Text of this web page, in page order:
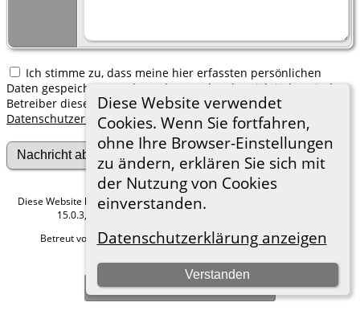
Diese Website verwendet
Cookies. Wenn Sie fortfahren,
ohne Ihre Browser-Einstellungen
zu ändern, erklären Sie sich mit
der Nutzung von Cookies
einverstanden.
Datenschutzerklärung anzeigen
Verstanden
Ich stimme zu, dass meine hier erfassten persönlichen
Daten gespeichert werden. Ich verstehe, dass ich jederzeit den
Betreiber dieser Website bitten kann, diese Daten zu löschen.
Datenschutzerklärung
Diese Website läuft mitThe Next Generation of Genealogy Sitebuilding
15.0.3, programmiert von Darrin Lythgoe © 2001-2026.
Betreut von
Roland zu Dortmund e.V.. |Datenschutzerklärung.
Hier geht es zum Impressum
Zur Desktop-Webseite wechseln